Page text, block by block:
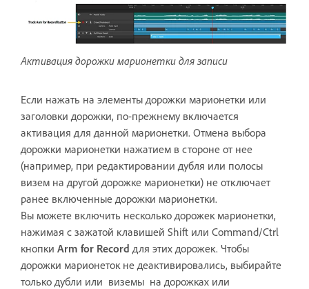
Активация дорожки марионетки для записи
Если нажать на элементы дорожки марионетки или
заголовки дорожки, по-прежнему включается
активация для данной марионетки. Отмена выбора
дорожки марионетки нажатием в стороне от нее
(например, при редактировании дубля или полосы
визем на другой дорожке марионетки) не отключает
ранее включенные дорожки марионетки.
Вы можете включить несколько дорожек марионетки,
нажимая с зажатой клавишей Shift или Command/Ctrl
кнопки Arm for Recordдля этих дорожек. Чтобы
дорожки марионеток не деактивировались, выбирайте
только дубли или виземы на дорожках или